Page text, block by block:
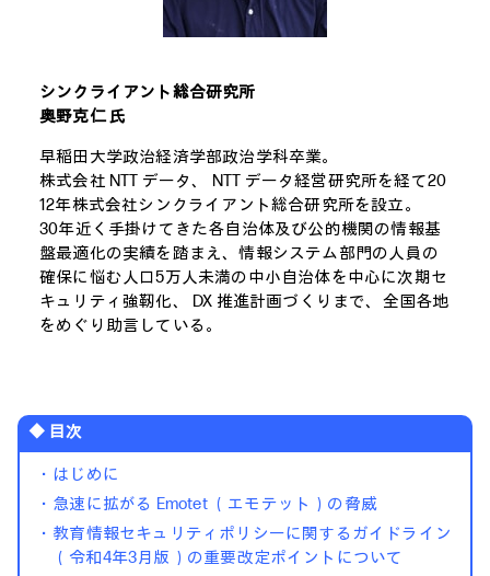
シンクライアント総合研究所
奥野克仁 氏
早稲田大学政治経済学部政治学科卒業。
株式会社 NTT データ、 NTT データ経営研究所を経て20
12年株式会社シンクライアント総合研究所を設立。
30年近く手掛けてきた各自治体及び公的機関の情報基
盤最適化の実績を踏まえ、情報システム部門の人員の
確保に悩む人口5万人未満の中小自治体を中心に次期セ
キュリティ強靭化、 DX 推進計画づくりまで、全国各地
をめぐり助言している。
◆ 目次
・はじめに
・急速に拡がる Emotet （エモテット）の脅威
・教育情報セキュリティポリシーに関するガイドライン
（令和4年3月版）の重要改定ポイントについて